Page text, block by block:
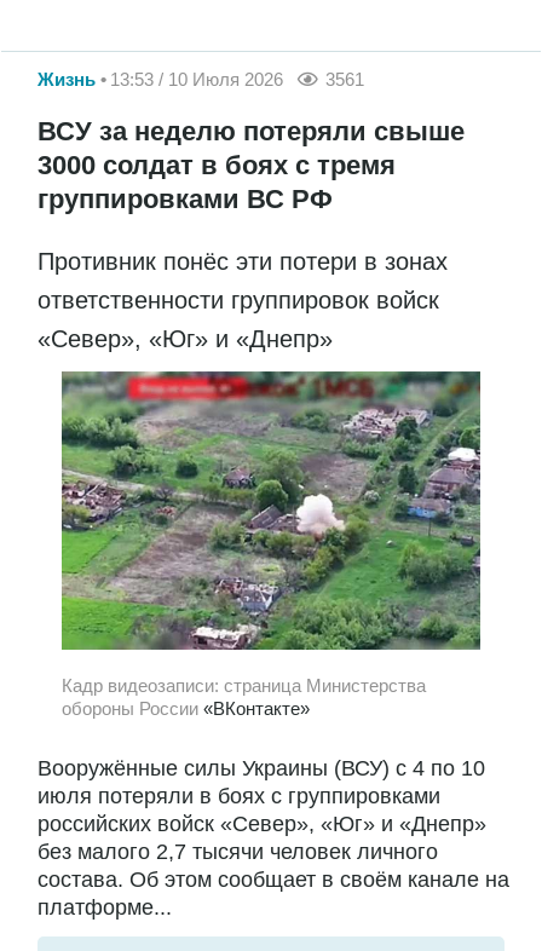
Жизнь 13:53 / 10 Июля 2026 3561
ВСУ за неделю потеряли свыше
3000 солдат в боях с тремя
группировками ВС РФ
Противник понёс эти потери в зонах
ответственности группировок войск
«Север», «Юг» и «Днепр»
Кадр видеозаписи: страница Министерства
обороны России «ВКонтакте»
Вооружённые силы Украины (ВСУ) с 4 по 10
июля потеряли в боях с группировками
российских войск «Север», «Юг» и «Днепр»
без малого 2,7 тысячи человек личного
состава. Об этом сообщает в своём канале на
платформе...